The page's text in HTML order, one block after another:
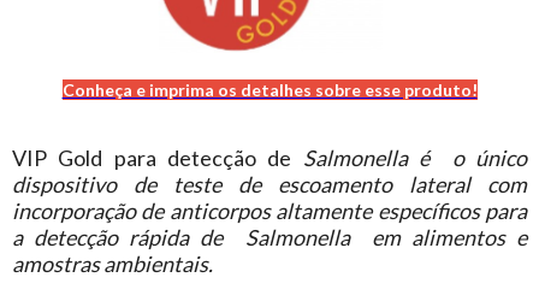
Conheça e imprima os detalhes sobre esse produto!
VIP Gold para detecção de Salmonella é o único
dispositivo de teste de escoamento lateral com
incorporação de anticorpos altamente específicos para
a detecção rápida de Salmonella em alimentos e
amostras ambientais.